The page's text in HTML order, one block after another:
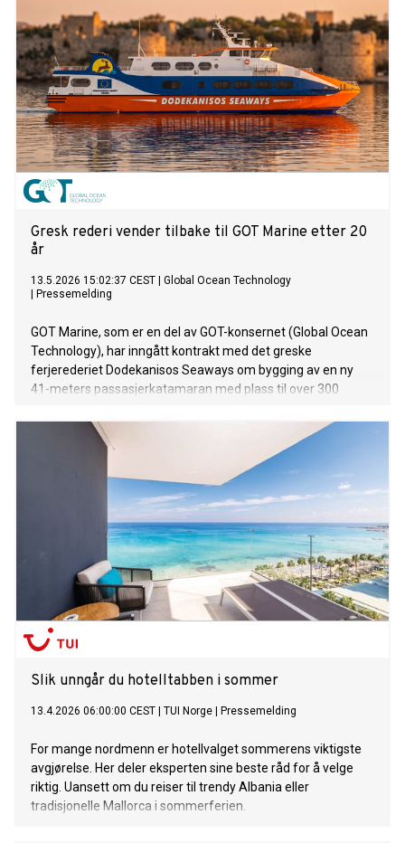
Gresk rederi vender tilbake til GOT Marine etter 20
år
13.5.2026 15:02:37 CEST
Global Ocean Technology
Pressemelding
GOT Marine, som er en del av GOT-konsernet (Global Ocean
Technology), har inngått kontrakt med det greske
ferjerederiet Dodekanisos Seaways om bygging av en ny
41-meters passasjerkatamaran med plass til over 300
millioner kroner, byggingen starter umiddelbart og levering
er planlagt høsten 2027.
Slik unngår du hotelltabben i sommer
13.4.2026 06:00:00 CEST TUI Norge Pressemelding
For mange nordmenn er hotellvalget sommerens viktigste
avgjørelse. Her deler eksperten sine beste råd for å velge
riktig. Uansett om du reiser til trendy Albania eller
tradisjonelle Mallorca i sommerferien.